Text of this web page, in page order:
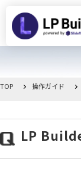
操作ガイド
TOP 操作ガイド
LP